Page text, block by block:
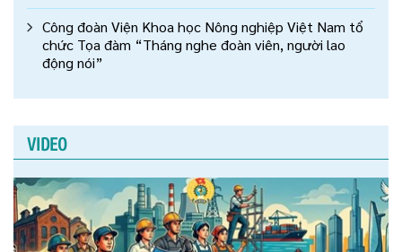
Công đoàn Viện Khoa học Nông nghiệp Việt Nam tổ
chức Tọa đàm “Tháng nghe đoàn viên, người lao
động nói”
VIDEO